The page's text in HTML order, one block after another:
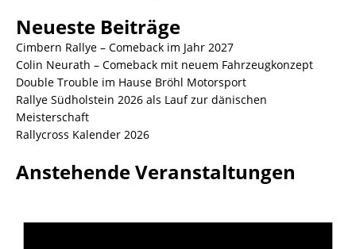
Neueste Beiträge
Cimbern Rallye – Comeback im Jahr 2027
Colin Neurath – Comeback mit neuem Fahrzeugkonzept
Double Trouble im Hause Bröhl Motorsport
Rallye Südholstein 2026 als Lauf zur dänischen
Meisterschaft
Rallycross Kalender 2026
Anstehende Veranstaltungen